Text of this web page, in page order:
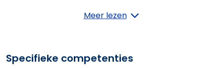
Een contractvoorstel uitwerken
Een budget beheren
Meer lezen
Specifieke competenties